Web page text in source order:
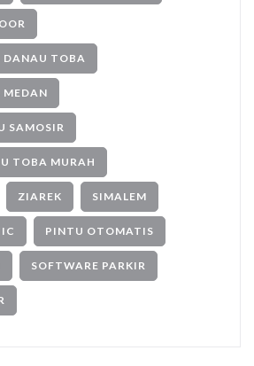
DANAU TOBA
MEDAN
SAMOSIR
TOBA MURAH
ZIAREK SIMALEM
PINTU OTOMATIS
SOFTWARE PARKIR